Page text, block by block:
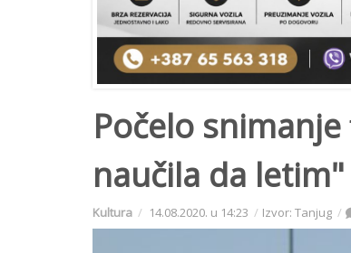
Počelo
naučila da letim"
Kultura 14.08.2020. u 14:23 Izvor: Tanjug